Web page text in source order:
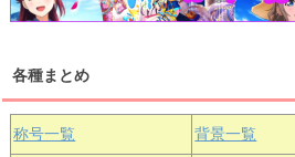
津島善子 黒澤ルビィ 国木田花丸
中須かすみ 天王寺璃奈 桜坂しずく
各種まとめ
称号一覧 背景一覧